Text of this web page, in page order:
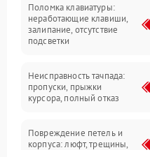
Интерфейсные проблемы
Батарея
Сеть и интернет
Поломка клавиатуры:
неработающие клавиши,
залипание, отсутствие
подсветки
Неисправность тачпада:
пропуски, прыжки
курсора, полный отказ
Повреждение петель и
корпуса: люфт, трещины,